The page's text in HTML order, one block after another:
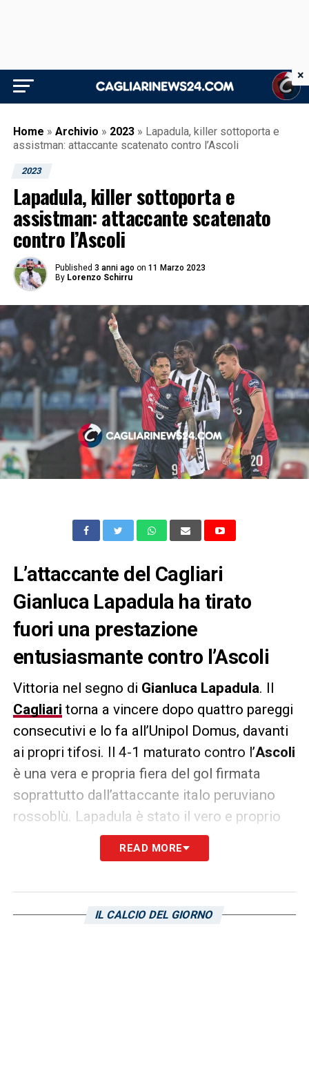
Home » Archivio » 2023 » Lapadula, killer sottoporta e
assistman: attaccante scatenato contro l’Ascoli
2023
Lapadula, killer sottoporta e
assistman: attaccante scatenato
contro l’Ascoli
Published 3 anni ago on 11 Marzo 2023
By Lorenzo Schirru
L’attaccante del Cagliari
Gianluca Lapadula ha tirato
fuori una prestazione
entusiasmante contro l’Ascoli
Vittoria nel segno di Gianluca Lapadula. Il
Cagliari torna a vincere dopo quattro pareggi
consecutivi e lo fa all’Unipol Domus, davanti
ai propri tifosi. Il 4-1 maturato contro l’Ascoli
è una vera e propria fiera del gol firmata
soprattutto dall’attaccante italo peruviano
rossoblù. Lapadula è stato il vero e proprio
protagonista dell’incontro, nel bene e nel
male: rigore sbagliato, gol sulla ribattuta,
personale nella parte finale dell’incontro.
READ MORE
IL CALCIO DEL GIORNO
×